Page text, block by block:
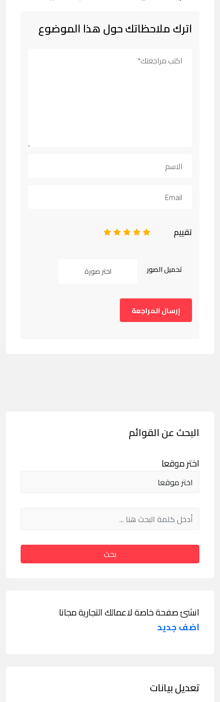
اترك ملاحظاتك حول هذا الموضوع
تقييم 5
4
3
2
تحميل الصور اختر صورة
البحث عن القوائم
اختر موقعا
بحث
انشئ صفحة خاصة لاعمالك التجارية مجانا
اضف جديد
تعديل بيانات